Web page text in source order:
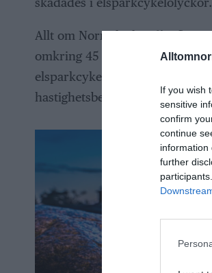
If you wish
sensitive
confirm
continue
information
further
Allt om Norrtälje har fått flera
omkring 45 kilometer i
elsparkcykel har en
hastighetsbegränsningen